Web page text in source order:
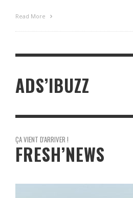
Read More
ADS’IBUZZ
ÇA VIENT D'ARRIVER !
FRESH’NEWS